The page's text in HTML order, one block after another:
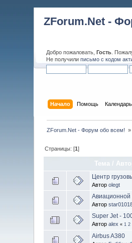
ZForum.Net -
Добро пожаловать,Гость .
Не получилиписьмо с кодом
Начало Помощь Календарь
ZForum.Net - Форум обо всем! »
Страницы: [1]
Тема /
Центр
Авторolegt
Авиационной
Автор
Super Jet -
Авторalex « 1 2
Airbus A380